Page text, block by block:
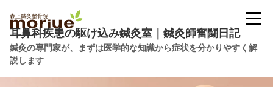
耳鼻科疾患の駆け込み鍼灸室｜鍼灸師奮闘日記
鍼灸の専門家が、まずは医学的な知識から症状を分かりやすく解
説します